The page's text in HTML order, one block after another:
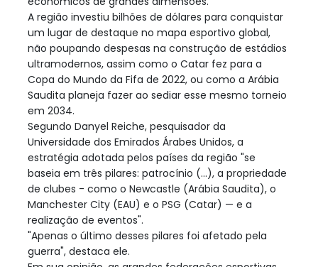
A região investiu bilhões de dólares para conquistar
um lugar de destaque no mapa esportivo global,
não poupando despesas na construção de estádios
ultramodernos, assim como o Catar fez para a
Copa do Mundo da Fifa de 2022, ou como a Arábia
Saudita planeja fazer ao sediar esse mesmo torneio
em 2034.
Segundo Danyel Reiche, pesquisador da
Universidade dos Emirados Árabes Unidos, a
estratégia adotada pelos países da região "se
baseia em três pilares: patrocínio (...), a propriedade
de clubes - como o Newcastle (Arábia Saudita), o
Manchester City (EAU) e o PSG (Catar) — e a
realização de eventos".
"Apenas o último desses pilares foi afetado pela
guerra", destaca ele.